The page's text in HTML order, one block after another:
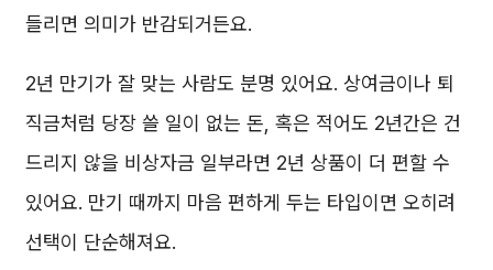
들리면 의미가 반감되거든요.
2년 만기가 잘 맞는 사람도 분명 있어요. 상여금이나 퇴
직금처럼 당장 쓸 일이 없는 돈, 혹은 적어도 2년간은 건
드리지 않을 비상자금 일부라면 2년 상품이 더 편할 수
있어요. 만기 때까지 마음 편하게 두는 타입이면 오히려
선택이 단순해져요.